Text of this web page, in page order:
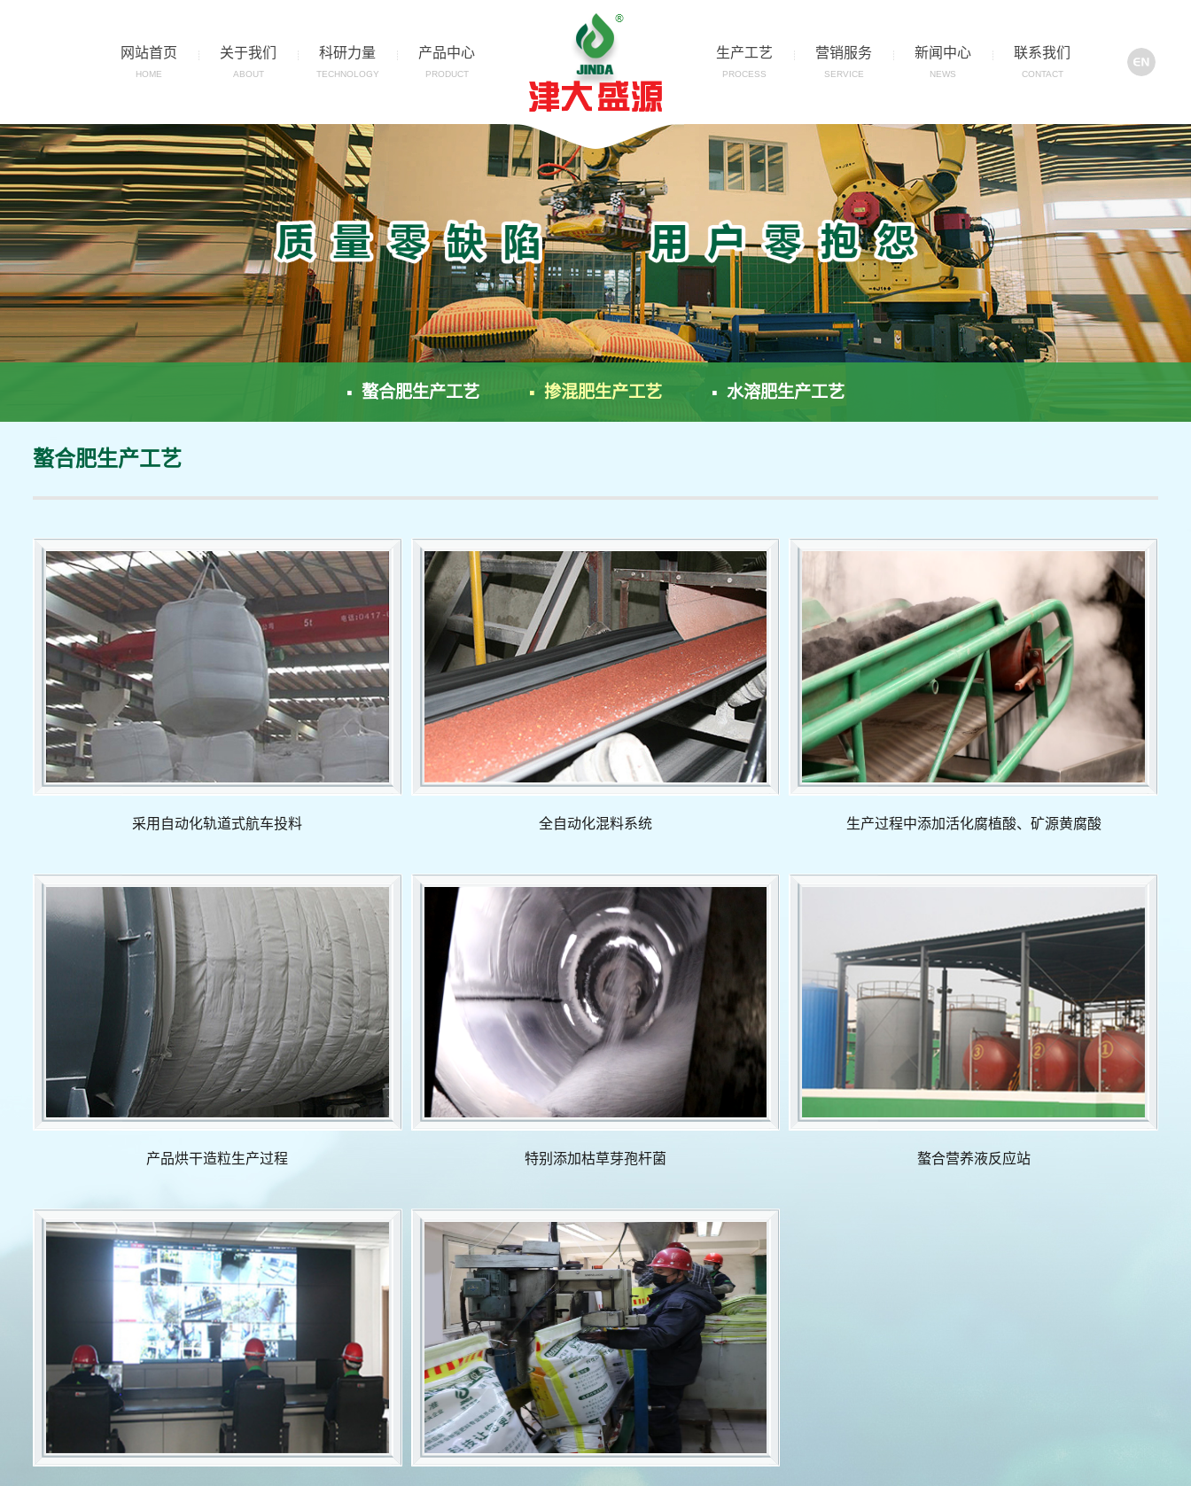
网站首页
HOME
关于我们
ABOUT
科研力量
TECHNOLOGY
产品中心
PRODUCT
生产工艺
PROCESS
营销服务
SERVICE
新闻中心
NEWS
联系我们
CONTACT
▪ 螯合肥生产工艺 ▪ 掺混肥生产工艺 ▪ 水溶肥生产工艺
螯合肥生产工艺
采用自动化轨道式航车投料 全自动化混料系统 生产过程中添加活化腐植酸、矿源黄腐酸
产品烘干造粒生产过程 特别添加枯草芽孢杆菌 螯合营养液反应站